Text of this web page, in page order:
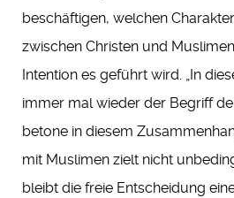
beschäftigen, welchen
zwischen Christen und
Intention es geführt wird. „In
immer mal wieder der Begriff
betone in diesem
mit Muslimen zielt nicht
bleibt die freie Entscheidung